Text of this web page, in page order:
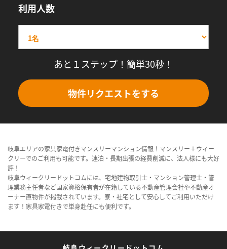
利用人数
あと１ステップ！簡単30秒！
物件リクエストをする
岐阜エリアの家具家電付きマンスリーマンション情報！マンスリー＋ウィー
クリーでのご利用も可能です。連泊・長期出張の経費削減に、法人様にも大好
評！
岐阜ウィークリードットコムには、宅地建物取引士・マンション管理士・管
理業務主任者など国家資格保有者が在籍している不動産管理会社や不動産オ
ーナー直物件が掲載されています。寮・社宅として安心してご利用いただけ
ます！家具家電付きで単身赴任にも便利です。